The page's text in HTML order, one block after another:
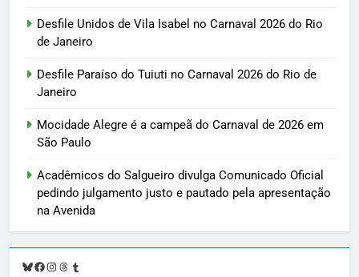
Desfile Unidos de Vila Isabel no Carnaval 2026 do Rio
de Janeiro
Desfile Paraíso do Tuiuti no Carnaval 2026 do Rio de
Janeiro
Mocidade Alegre é a campeã do Carnaval de 2026 em
São Paulo
Acadêmicos do Salgueiro divulga Comunicado Oficial
pedindo julgamento justo e pautado pela apresentação
na Avenida
Bluesky
Facebook
Instagram
Threads